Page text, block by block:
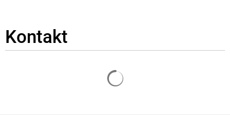
Kontakt